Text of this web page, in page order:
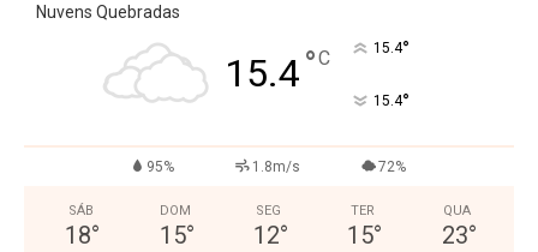
Nuvens Quebradas
15.4°C 15.4°
15.4°
95% 1.8m/s 72%
SÁB
18°
DOM
15°
SEG
12°
TER
15°
QUA
23°